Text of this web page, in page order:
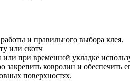
и правильного выбора клея.
или скотч
при временной укладке
закрепить ковролин и обеспечить
поверхностях.